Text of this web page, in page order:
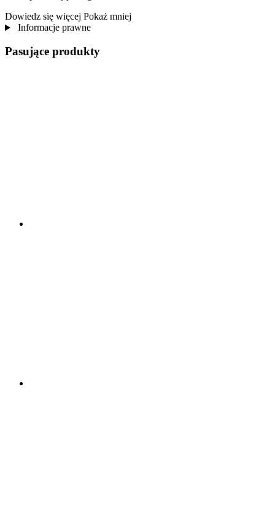
Dowiedz się więcej Pokaż mniej
Informacje prawne
Pasujące produkty